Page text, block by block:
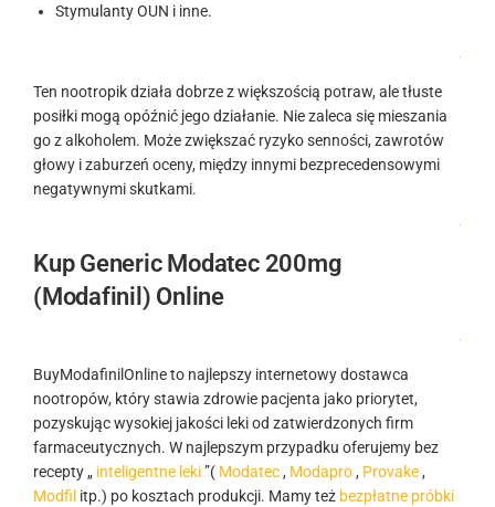
Stymulanty OUN i inne.
.
Ten nootropik działa dobrze z większością potraw, ale tłuste
posiłki mogą opóźnić jego działanie. Nie zaleca się mieszania
go z alkoholem. Może zwiększać ryzyko senności, zawrotów
głowy i zaburzeń oceny, między innymi bezprecedensowymi
negatywnymi skutkami.
.
Kup Generic Modatec 200mg
(Modafinil) Online
.
BuyModafinilOnline to najlepszy internetowy dostawca
nootropów, który stawia zdrowie pacjenta jako priorytet,
pozyskując wysokiej jakości leki od zatwierdzonych firm
farmaceutycznych. W najlepszym przypadku oferujemy bez
recepty „ inteligentne leki”( Modatec, Modapro, Provake,
Modfil itp.) po kosztach produkcji. Mamy też bezpłatne próbki